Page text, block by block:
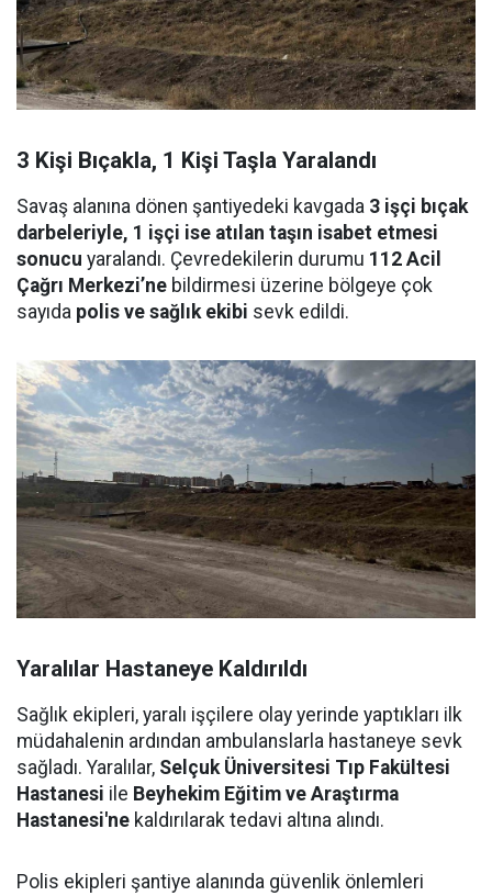
3 Kişi Bıçakla, 1 Kişi Taşla Yaralandı
Savaş alanına dönen şantiyedeki kavgada 3 işçi bıçak
darbeleriyle, 1 işçi ise atılan taşın isabet etmesi
sonucu yaralandı. Çevredekilerin durumu 112 Acil
Çağrı Merkezi’ne bildirmesi üzerine bölgeye çok
sayıda polis ve sağlık ekibi sevk edildi.
Yaralılar Hastaneye Kaldırıldı
Sağlık ekipleri, yaralı işçilere olay yerinde yaptıkları ilk
müdahalenin ardından ambulanslarla hastaneye sevk
sağladı. Yaralılar, Selçuk Üniversitesi Tıp Fakültesi
Hastanesi ile Beyhekim Eğitim ve Araştırma
Hastanesi'ne kaldırılarak tedavi altına alındı.
Polis ekipleri şantiye alanında güvenlik önlemleri